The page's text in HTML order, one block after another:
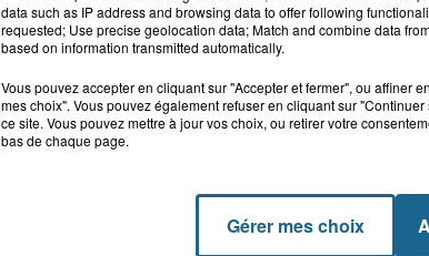
L'info locale dans le
Dunkerquois
data such as IP address and browsing data to offer following
requested; Use precise geolocation data; Match and combine data
based on information transmitted automatically.
Vous pouvez accepter en cliquant sur "Accepter et fermer", ou affiner
mes choix". Vous pouvez également refuser en cliquant sur
ce site. Vous pouvez mettre à jour vos choix, ou retirer votre
bas de chaque page.
Gérer mes choix